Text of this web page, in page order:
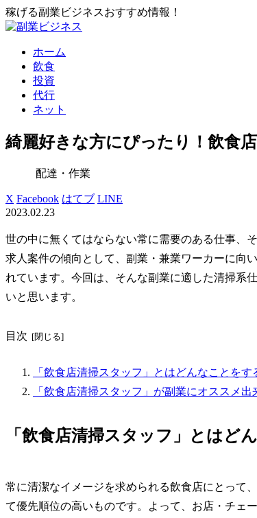
稼げる副業ビジネスおすすめ情報！
ホーム
飲食
投資
代行
ネット
綺麗好きな方にぴったり！飲食
配達・作業
X Facebook はてブ LINE
2023.02.23
世の中に無くてはならない常に需要のある仕事、
求人案件の傾向として、副業・兼業ワーカーに向
れています。今回は、そんな副業に適した清掃系
いと思います。
目次
「飲食店清掃スタッフ」とはどんなことをす
「飲食店清掃スタッフ」が副業にオススメ出
「飲食店清掃スタッフ」とはど
常に清潔なイメージを求められる飲食店にとって
て優先順位の高いものです。よって、お店・チェ